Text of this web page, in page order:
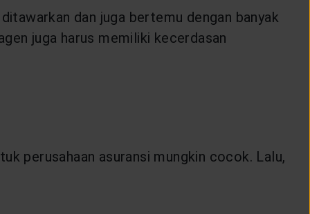
dan juga bertemu dengan banyak
juga harus memiliki kecerdasan
perusahaan asuransi mungkin cocok. Lalu,